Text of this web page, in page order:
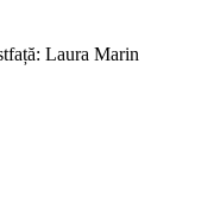
Laura Marin